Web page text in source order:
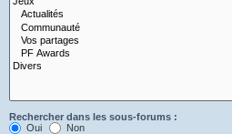
Rechercher dans les sous-forums :
Oui
Non